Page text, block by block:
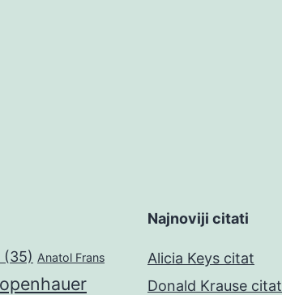
(35) Anatol Frans
Najnoviji citati
Alicia Keys citat
Donald Krause citat